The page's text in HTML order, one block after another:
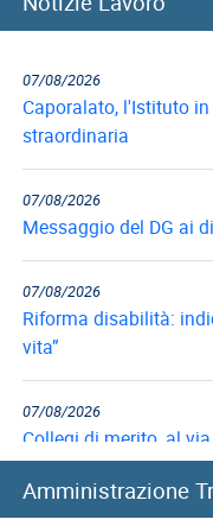
07/08/2026
Caporalato, l'Istituto
straordinaria
07/08/2026
Messaggio del DG ai
07/08/2026
Riforma disabilità:
vita”
07/08/2026
Collegi di merito, al via
06/08/2026
Mutui ipotecari:
Amministrazione